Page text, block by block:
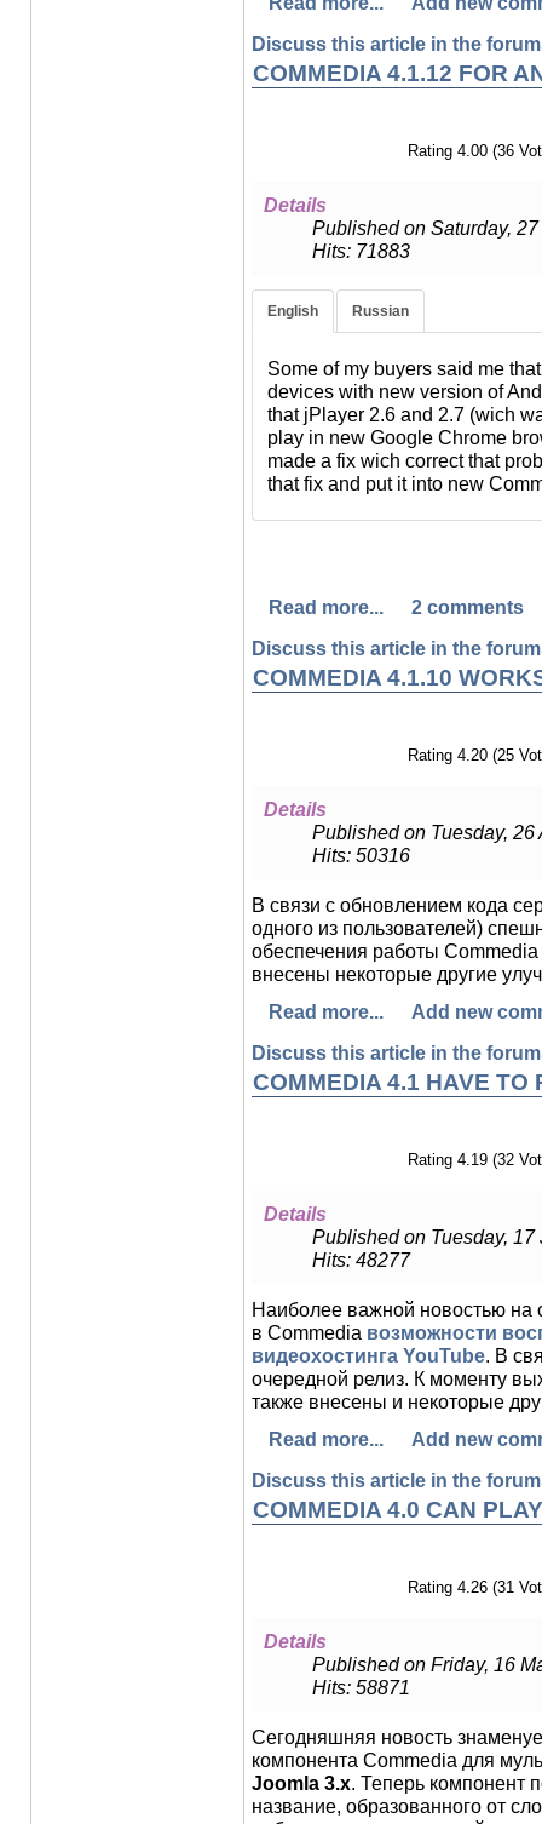
Discuss this article in the
COMMEDIA 4.1.12 FOR
Rating 4.00 (36
Details
Published on Saturday,
Hits: 71883
English Russian
Some of my buyers said me
devices with new version of
that jPlayer 2.6 and 2.7 (wich
play in new Google Chrome
made a fix wich correct that
that fix and put it into new
Некоторые из моих
Android. Причем проблема,
браузером Google Chrome,
разработчики. Я провел
разработчики jPlayer знают
промежуточную
я интегрировал в новую
Read more...
2 comments
Discuss this article in the
COMMEDIA 4.1.10
Rating 4.20 (25
Details
Published on Tuesday, 26
Hits: 50316
В связи с обновлением кода
одного из пользователей)
обеспечения работы
внесены некоторые другие
Read more...
Add new
Discuss this article in the
COMMEDIA 4.1 HAVE TO
Rating 4.19 (32
Details
Published on Tuesday, 17
Hits: 48277
Наиболее важной новостью на
в Commedia возможности
видеохостинга YouTube. В
очередной релиз. К моменту
также внесены и некоторые
Read more...
Add new
Discuss this article in the
COMMEDIA 4.0 CAN
Rating 4.26 (31
Details
Published on Friday, 16
Hits: 58871
Сегодняшняя новость
компонента Commedia для
Joomla 3.x. Теперь компонент
название, образованного от